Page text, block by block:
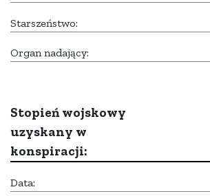
Starszeństwo:
Organ nadający:
Stopień wojskowy
uzyskany w
konspiracji:
Data: